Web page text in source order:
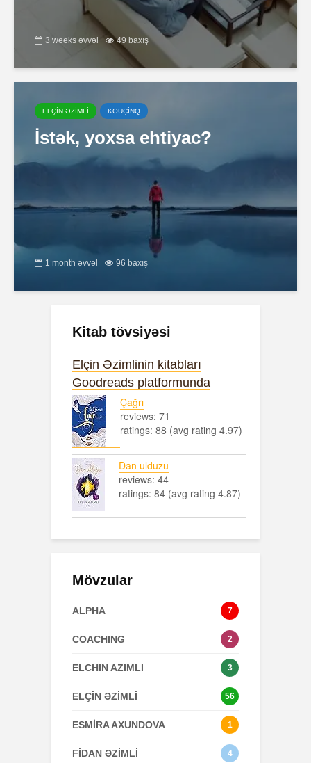
3 weeks əvvəl 49 baxış
ELÇİN ƏZİMLİ KOUÇİNQ
İstək, yoxsa ehtiyac?
1 month əvvəl 96 baxış
Kitab tövsiyəsi
Elçin Əzimlinin kitabları
Goodreads platformunda
Çağrı
reviews: 71
ratings: 88 (avg rating 4.97)
Dan ulduzu
reviews: 44
ratings: 84 (avg rating 4.87)
Mövzular
ALPHA 7
COACHING 2
ELCHIN AZIMLI 3
ELÇİN ƏZİMLİ 56
ESMİRA AXUNDOVA 1
FİDAN ƏZİMLİ 4